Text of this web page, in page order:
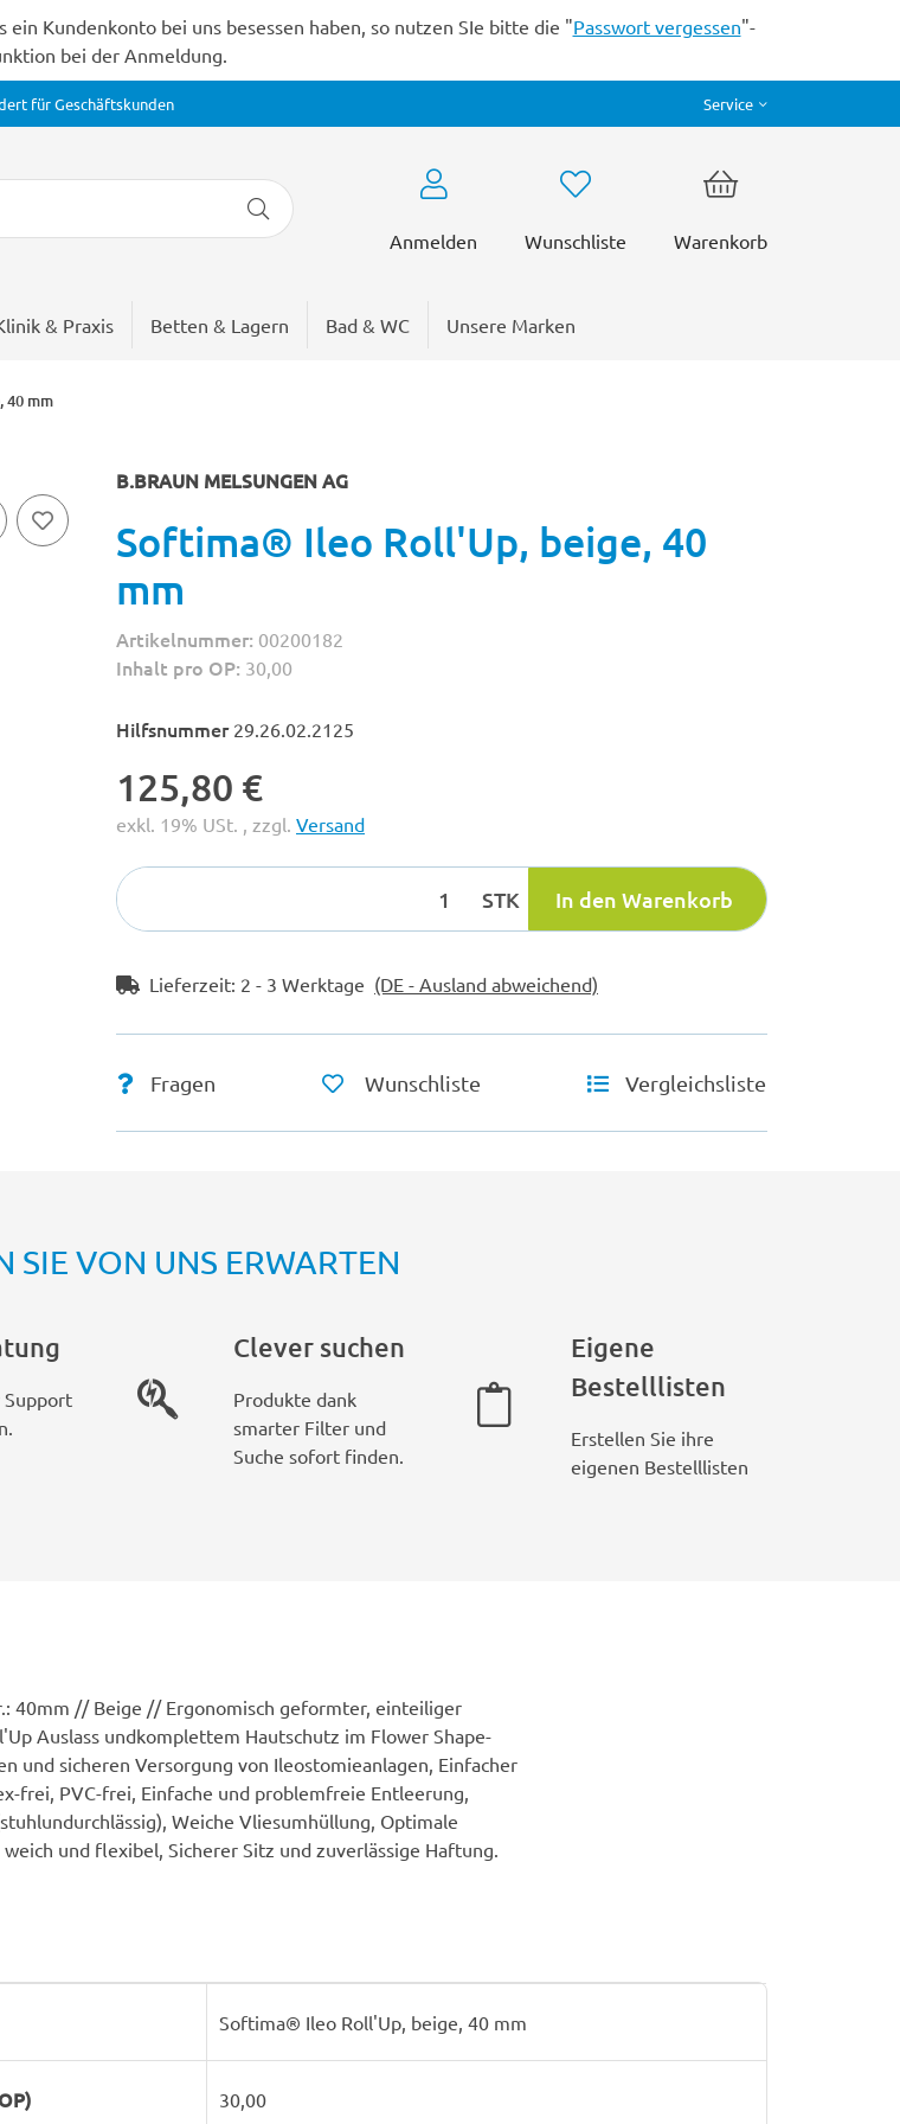
Kundenkonto bei uns besessen haben, so nutzen SIe bitte die "Passwort vergessen"-
bei der Anmeldung.
für Geschäftskunden Service
Anmelden Wunschliste Warenkorb
& Praxis Betten & Lagern Bad & WC Unsere Marken
mm
B.BRAUN MELSUNGEN AG
Softima® Ileo Roll'Up, beige, 40
mm
Artikelnummer: 00200182
Inhalt pro OP: 30,00
Hilfsnummer 29.26.02.2125
125,80 €
exkl. 19% USt. , zzgl. Versand
STK In den Warenkorb
Lieferzeit: 2 - 3 Werktage (DE - Ausland abweichend)
Fragen Wunschliste Vergleichsliste
SIE VON UNS ERWARTEN
Support
Clever suchen
Produkte dank
smarter Filter und
Suche sofort finden.
Eigene
Bestelllisten
Erstellen Sie ihre
eigenen Bestelllisten
40mm // Beige // Ergonomisch geformter, einteiliger
Auslass undkomplettem Hautschutz im Flower Shape-
und sicheren Versorgung von Ileostomieanlagen, Einfacher
frei, PVC-frei, Einfache und problemfreie Entleerung,
Weiche Vliesumhüllung, Optimale
und flexibel, Sicherer Sitz und zuverlässige Haftung.
Softima® Ileo Roll'Up, beige, 40 mm
30,00